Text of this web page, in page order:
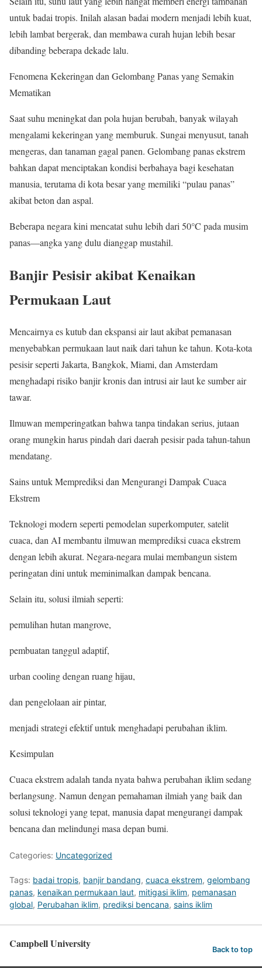
untuk badai tropis. Inilah alasan badai modern menjadi lebih kuat,
lebih lambat bergerak, dan membawa curah hujan lebih besar
dibanding beberapa dekade lalu.
Fenomena Kekeringan dan Gelombang Panas yang Semakin
Mematikan
Saat suhu meningkat dan pola hujan berubah, banyak wilayah
mengalami kekeringan yang memburuk. Sungai menyusut, tanah
mengeras, dan tanaman gagal panen. Gelombang panas ekstrem
bahkan dapat menciptakan kondisi berbahaya bagi kesehatan
manusia, terutama di kota besar yang memiliki “pulau panas”
akibat beton dan aspal.
Beberapa negara kini mencatat suhu lebih dari 50°C pada musim
panas—angka yang dulu dianggap mustahil.
Banjir Pesisir akibat Kenaikan
Permukaan Laut
Mencairnya es kutub dan ekspansi air laut akibat pemanasan
menyebabkan permukaan laut naik dari tahun ke tahun. Kota-kota
pesisir seperti Jakarta, Bangkok, Miami, dan Amsterdam
menghadapi risiko banjir kronis dan intrusi air laut ke sumber air
tawar.
Ilmuwan memperingatkan bahwa tanpa tindakan serius, jutaan
orang mungkin harus pindah dari daerah pesisir pada tahun-tahun
mendatang.
Sains untuk Memprediksi dan Mengurangi Dampak Cuaca
Ekstrem
Teknologi modern seperti pemodelan superkomputer, satelit
cuaca, dan AI membantu ilmuwan memprediksi cuaca ekstrem
dengan lebih akurat. Negara-negara mulai membangun sistem
peringatan dini untuk meminimalkan dampak bencana.
Selain itu, solusi ilmiah seperti:
pemulihan hutan mangrove,
pembuatan tanggul adaptif,
urban cooling dengan ruang hijau,
dan pengelolaan air pintar,
menjadi strategi efektif untuk menghadapi perubahan iklim.
Kesimpulan
Cuaca ekstrem adalah tanda nyata bahwa perubahan iklim sedang
berlangsung. Namun dengan pemahaman ilmiah yang baik dan
solusi teknologi yang tepat, manusia dapat mengurangi dampak
bencana dan melindungi masa depan bumi.
Categories: Uncategorized
Tags: badai tropis, banjir bandang, cuaca ekstrem, gelombang
panas, kenaikan permukaan laut, mitigasi iklim, pemanasan
global, Perubahan iklim, prediksi bencana, sains iklim
Campbell University Back to top